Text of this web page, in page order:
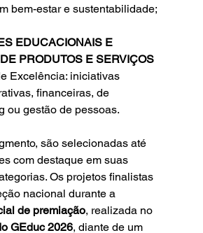
bem-estar e sustentabilidade;
EDUCACIONAIS E
PRODUTOS E SERVIÇOS
Excelência: iniciativas
financeiras, de
ou gestão de pessoas.
são selecionadas até
com destaque em suas
Os projetos finalistas
nacional durante a
de premiação, realizada no
GEduc 2026, diante de um